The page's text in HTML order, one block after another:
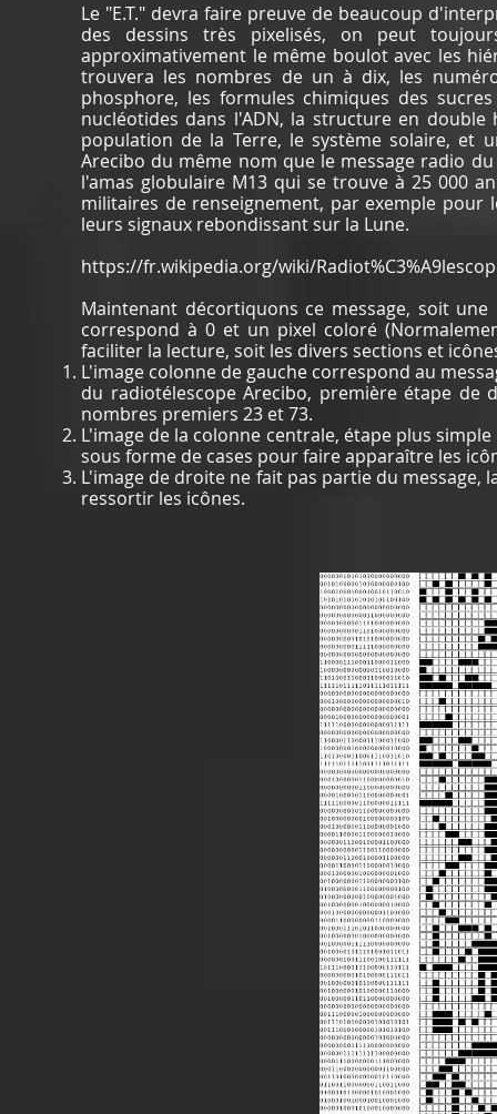
Le "E.T." devra faire preuve de beaucoup
des dessins très pixelisés, on peut
approximativement le même boulot avec les
trouvera les nombres de un à dix, les
phosphore, les formules chimiques des
nucléotides dans l'ADN, la structure en
population de la Terre, le système solaire, et
Arecibo du même nom que le message radio
l'amas globulaire M13 qui se trouve à 25 000
militaires de renseignement, par exemple
leurs signaux rebondissant sur la Lune.
https://fr.wikipedia.org/wiki/
Maintenant décortiquons ce message, soit
correspond à 0 et un pixel coloré
faciliter la lecture, soit les divers sections et
L'image colonne de gauche correspond au
du radiotélescope Arecibo, première étape
nombres premiers 23 et 73.
L'image de la colonne centrale, étape plus
sous forme de cases pour faire apparaître les
L'image de droite ne fait pas partie du
ressortir les icônes.